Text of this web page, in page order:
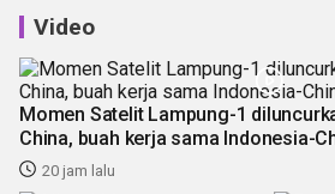
Video
Momen Satelit Lampung-1
China, buah kerja sama Indonesia-
20 jam lalu